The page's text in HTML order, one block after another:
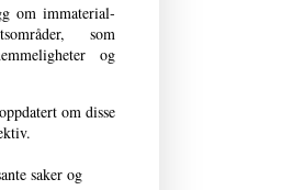
om immaterial­
som
og
om disse
saker og